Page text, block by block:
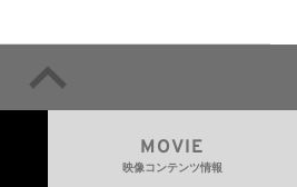
るための統一的な枠組みを提案
MOVIE
映像コンテンツ情報